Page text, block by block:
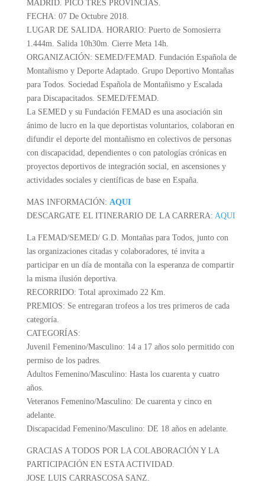
MADRID. PICO TRES PROVINCIAS.
FECHA: 07 De Octubre 2018.
LUGAR DE SALIDA. HORARIO: Puerto de Somosierra
1.444m. Salida 10h30m. Cierre Meta 14h.
ORGANIZACIÓN: SEMED/FEMAD. Fundación Española de
Montañismo y Deporte Adaptado. Grupo Deportivo Montañas
para Todos. Sociedad Española de Montañismo y Escalada
para Discapacitados. SEMED/FEMAD.
La SEMED y su Fundación FEMAD es una asociación sin
ánimo de lucro en la que deportistas voluntarios, colaboran en
difundir el deporte del montañismo en colectivos de personas
con discapacidad, dependientes o con patologías crónicas en
proyectos deportivos de integración social, en ascensiones y
actividades sociales y científicas de base en España.
MAS INFORMACIÓN: AQUI
DESCARGATE EL ITINERARIO DE LA CARRERA: AQUI
La FEMAD/SEMED/ G.D. Montañas para Todos, junto con
las organizaciones citadas y colaboradores, té invita a
participar en un día de montaña con la esperanza de compartir
la misma ilusión deportiva.
RECORRIDO: Total aproximado 22 Km.
PREMIOS: Se entregaran trofeos a los tres primeros de cada
categoría.
CATEGORÍAS:
Juvenil Femenino/Masculino: 14 a 17 años solo permitido con
permiso de los padres.
Adultos Femenino/Masculino: Hasta los cuarenta y cuatro
años.
Veteranos Femenino/Masculino: De cuarenta y cinco en
adelante.
Discapacidad Femenino/Masculino: DE 18 años en adelante.
GRACIAS A TODOS POR LA COLABORACIÓN Y LA
PARTICIPACIÓN EN ESTA ACTIVIDAD.
JOSE LUIS CARRASCOSA SANZ.